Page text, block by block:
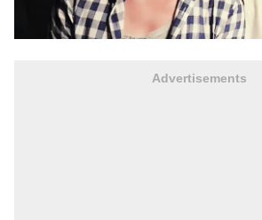
Advertisements